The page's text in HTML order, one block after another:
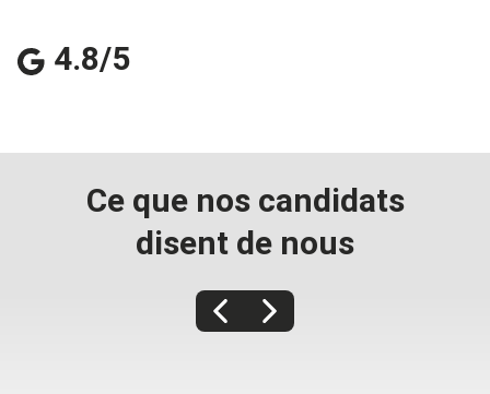
4.8/5
Ce que nos candidats
disent de nous